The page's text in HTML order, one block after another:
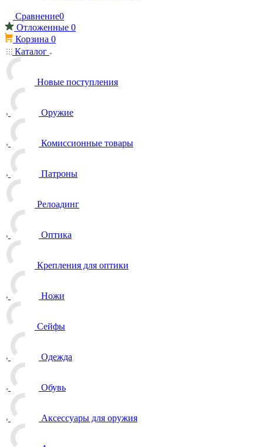
Сравнение0
Отложенные 0
Корзина 0
Каталог
Новые поступления
Оружие
Комиссионные товары
Патроны
Релоадинг
Оптика
Крепления для оптики
Ножи
Сейфы
Одежда
Обувь
Аксессуары для оружия